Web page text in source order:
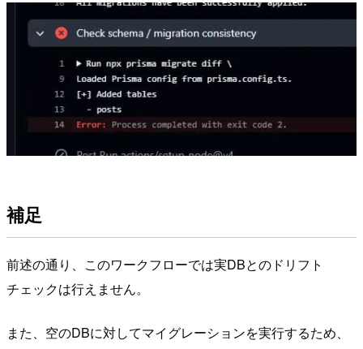
補足
前述の通り、このワークフローでは実DBとのドリフト
チェックは行えません。
また、空のDBに対してマイグレーションを実行するため、